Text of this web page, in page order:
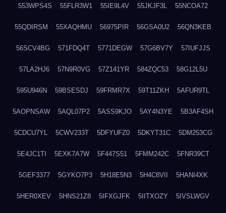
553WPS4S 55FLR3W1 55IE9L4V 55JKJF3L 55NCOA72
55QDIRSM 55XAQHMU 56975PIR 56GSA0U2 56QN3KEB
56SCV4BG 571FDQ4T 5771DEGW 57G6BV7Y 57IUFJJS
57LA2HJ6 57N9R0VG 57Z141YR 584ZQC53 58G12L5U
595U946N 59BSESDJ 59FRMR7X 59T11ZKH 5AFUR9TL
5AOPNSAW 5AQL07P2 5ASS9KJO 5AY4N3YE 5B3AF4SH
5CDCU7YL 5CWV233T 5DFYUFZ0 5DKYT31C 5DM253CG
5E4JC1TI 5EXK7A7W 5F447S51 5FMM242C 5FNR39CT
5GEF3377 5GYKO7P3 5H18E5N3 5H4C8VII 5HANI4XK
5HER0XEV 5HNS21Z8 5IFXGJFK 5IITXOZY 5IVSLWGV